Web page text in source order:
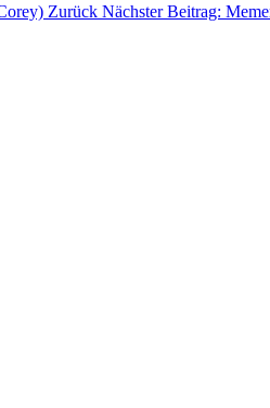
Zurück Nächster Beitrag: